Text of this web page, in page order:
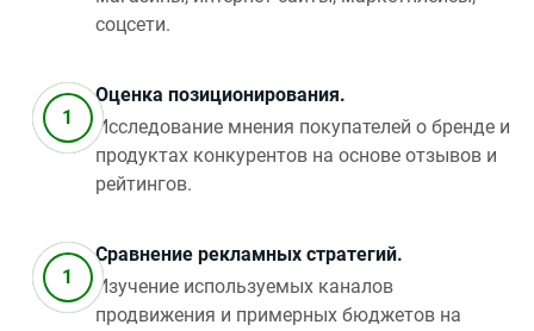
соцсети.
Оценка позиционирования.
Исследование мнения покупателей о бренде и
продуктах конкурентов на основе отзывов и
рейтингов.
Сравнение рекламных стратегий.
Изучение используемых каналов
продвижения и примерных бюджетов на